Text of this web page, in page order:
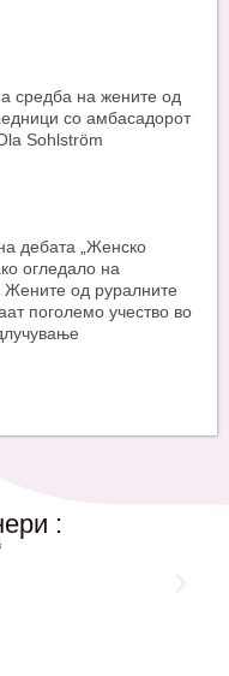
средба на жените од
со амбасадорот
Sohlström
дебата „Женско
огледало на
Жените од руралните
поголемо учество во
: